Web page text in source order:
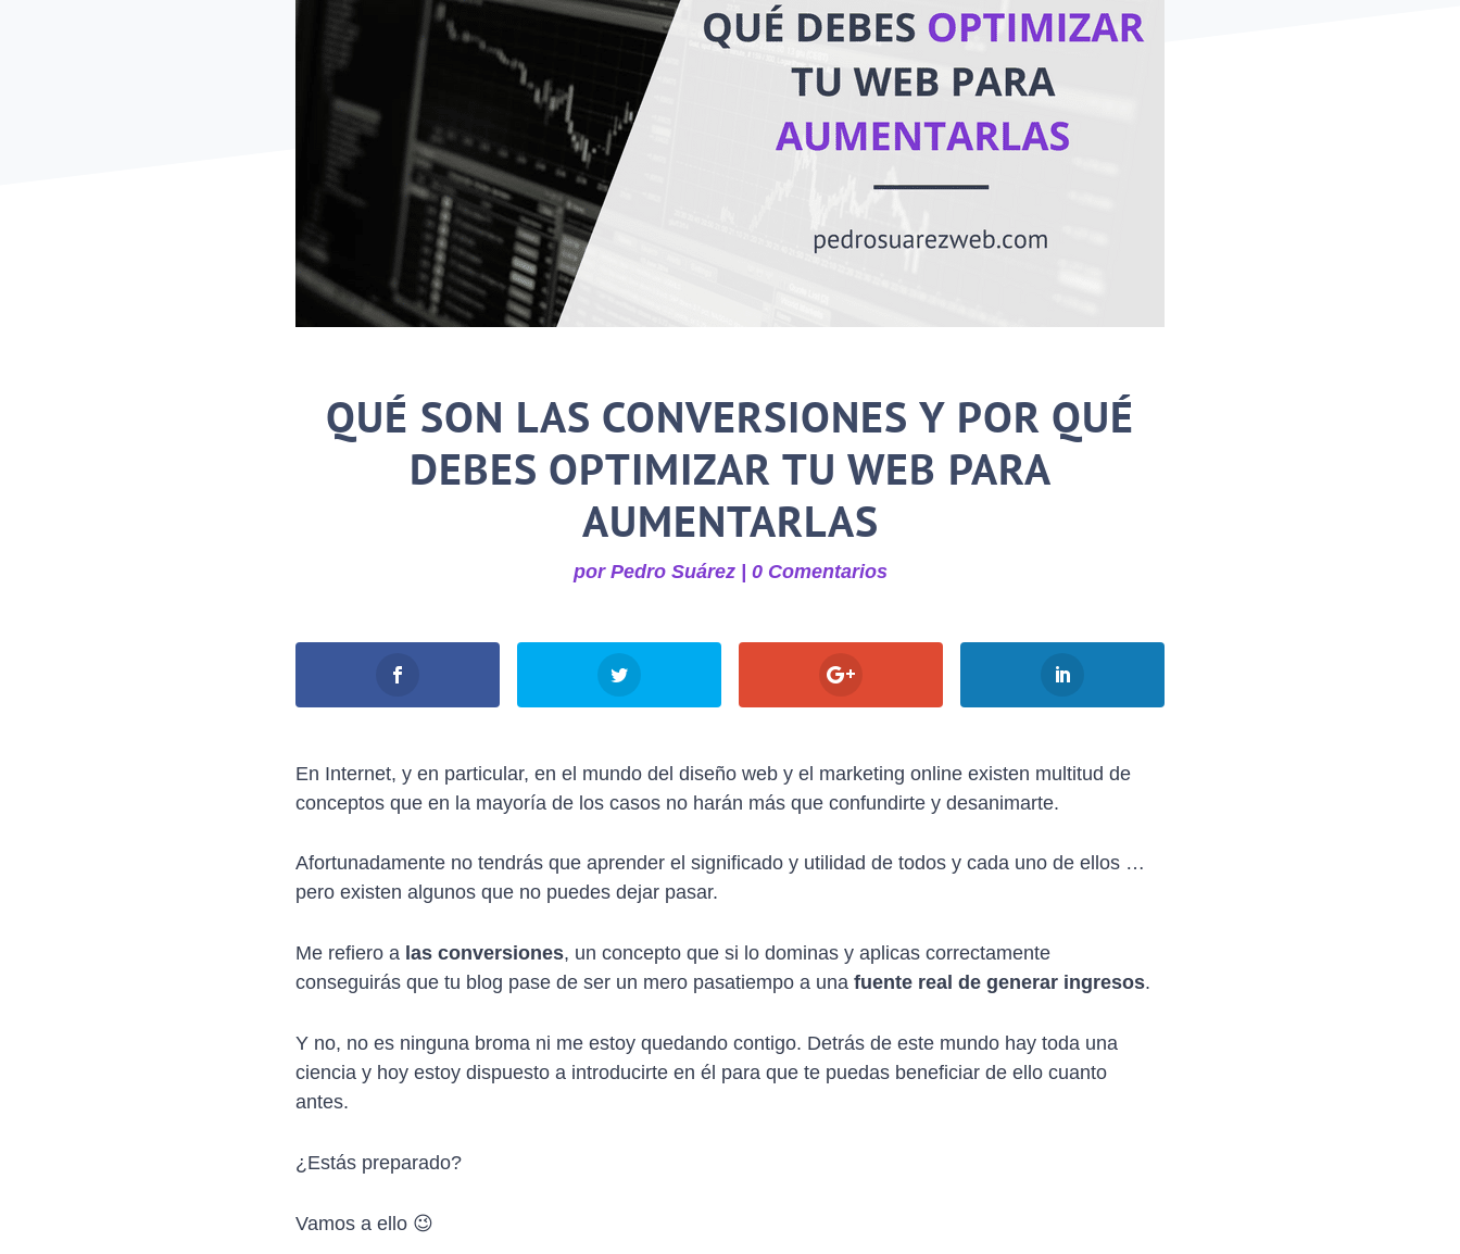
QUÉ SON LAS CONVERSIONES Y POR QUÉ
DEBES OPTIMIZAR TU WEB PARA
AUMENTARLAS
por Pedro Suárez| 0 Comentarios
En Internet, y en particular, en el mundo del diseño web y el marketing online existen multitud de
conceptos que en la mayoría de los casos no harán más que confundirte y desanimarte.
Afortunadamente no tendrás que aprender el significado y utilidad de todos y cada uno de ellos …
pero existen algunos que no puedes dejar pasar.
Me refiero a las conversiones, un concepto que si lo dominas y aplicas correctamente
conseguirás que tu blog pase de ser un mero pasatiempo a una fuente real de generar ingresos.
Y no, no es ninguna broma ni me estoy quedando contigo. Detrás de este mundo hay toda una
ciencia y hoy estoy dispuesto a introducirte en él para que te puedas beneficiar de ello cuanto
antes.
¿Estás preparado?
Vamos a ello 😉